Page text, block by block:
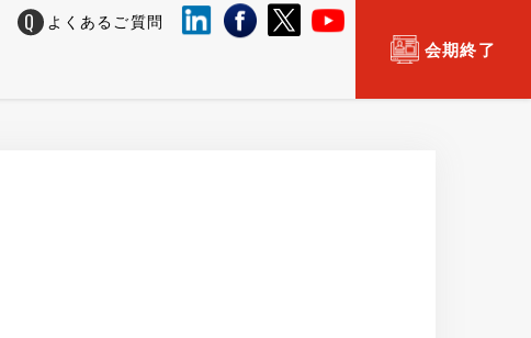
よくあるご質問
会期終了